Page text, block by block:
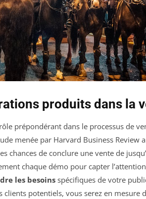
produits dans la
prépondérant dans le processus de
menée par Harvard Business Review
chances de conclure une vente de
chaque démo pour capter
les besoinsspécifiques de votre
potentiels, vous serez en mesure